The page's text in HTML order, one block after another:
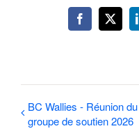
Facebook
X
BC Wallies - Réunion du
groupe de soutien 2026